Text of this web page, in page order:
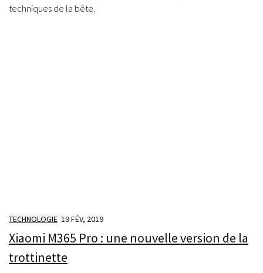
techniques de la bête.
TECHNOLOGIE 19 FÉV, 2019
Xiaomi M365 Pro : une nouvelle version de la
trottinette